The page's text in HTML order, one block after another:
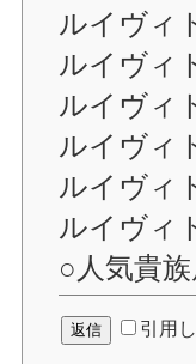
ルイヴィ
ルイヴィ
ルイヴィ
ルイヴィ
ルイヴィ
ルイヴィ
○人気貴族
引用